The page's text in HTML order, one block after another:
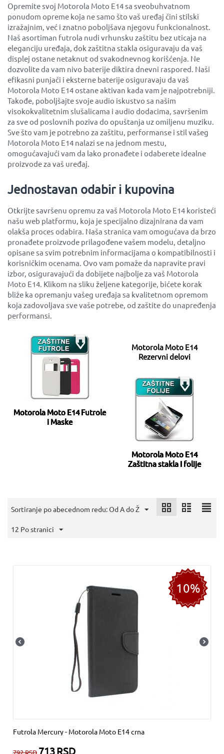
Opremite svoj Motorola Moto E14 sa sveobuhvatnom
ponudom opreme koja ne samo što vaš uređaj čini stilski
izražajnim, već i znatno poboljšava njegovu funkcionalnost.
Naš asortiman futrola nudi vrhunsku zaštitu bez uticaja na
eleganciju uređaja, dok zaštitna stakla osiguravaju da vaš
displej ostane netaknut od svakodnevnog korišćenja. Ne
dozvolite da vam nivo baterije diktira dnevni raspored. Naši
efikasni punjači i eksterne baterije osiguravaju da vaš
Motorola Moto E14 ostane aktivan kada vam je najpotrebniji.
Takođe, poboljšajte svoje audio iskustvo sa našim
visokokvalitetnim slušalicama i audio dodacima, savršenim
za sve od poslovnih poziva do opuštanja uz omiljenu muziku.
Sve što vam je potrebno za zaštitu, performanse i stil vašeg
Motorola Moto E14 nalazi se na jednom mestu,
omogućavajući vam da lako pronađete i odaberete idealne
proizvode za vaš uređaj.
Jednostavan odabir i kupovina
Otkrijte savršenu opremu za vaš Motorola Moto E14 koristeći
našu web platformu, koja je specijalno dizajnirana da vam
olakša proces odabira. Naša stranica vam omogućava da brzo
pronađete proizvode prilagođene vašem modelu, detaljno
opisane sa svim potrebnim informacijama o kompatibilnosti i
korisničkim ocenama. Ovo vam pomaže da napravite pravi
izbor, osiguravajući da dobijete najbolje za vaš Motorola
Moto E14. Klikom na sliku željene kategorije, bićete korak
bliže ka opremanju vašeg uređaja sa kvalitetnom opremom
koja zadovoljava sve vaše potrebe, od zaštite do unapređenja
performansi.
Motorola Moto E14 Futrole
i Maske
Motorola Moto E14
Rezervni delovi
Motorola Moto E14
Zaštitna stakla I folije
Sortiranje po abecednom redu: Od A do Ž
12 Po stranici
10%
Futrola Mercury - Motorola Moto E14 crna
792RSD 713RSD